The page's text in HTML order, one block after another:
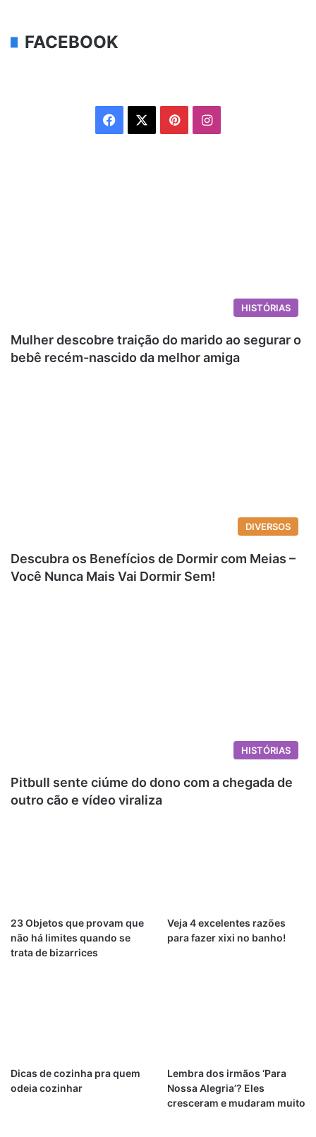
FACEBOOK
Facebook PinterestInstagram
HISTÓRIAS
Mulher descobre traição do marido ao segurar o
bebê recém-nascido da melhor amiga
DIVERSOS
Descubra os Benefícios de Dormir com Meias –
Você Nunca Mais Vai Dormir Sem!
HISTÓRIAS
Pitbull sente ciúme do dono com a chegada de
outro cão e vídeo viraliza
23 Objetos que provam que
não há limites quando se
trata de bizarrices
Veja 4 excelentes razões
para fazer xixi no banho!
Dicas de cozinha pra quem
odeia cozinhar
Lembra dos irmãos ‘Para
Nossa Alegria’? Eles
cresceram e mudaram muito